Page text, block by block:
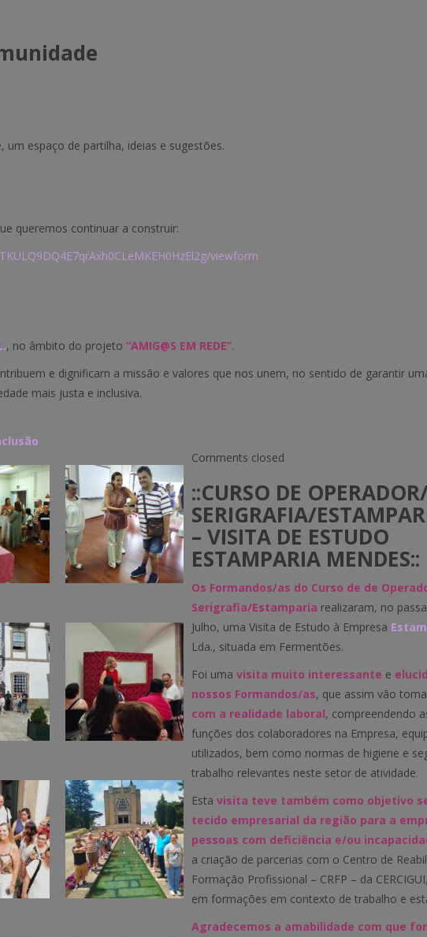
espaço de partilha, ideias e sugestões.
queremos continuar a construir:
viewform
, no âmbito do projeto “AMIG@S EM REDE”.
e dignificam a missão e valores que nos unem, no sentido de garantir
mais justa e inclusiva.
Comments closed
::CURSO DE
SERIGRAFIA/
– VISITA DE ESTUDO
ESTAMPARIA MENDES::
Os Formandos/as do Curso de de
Serigrafia/Estamparia realizaram, no
Julho, uma Visita de Estudo à Empresa
Lda., situada em Fermentões.
Foi uma visita muito interessante e
nossos Formandos/as, que assim vão
com a realidade laboral, compreendendo
funções dos colaboradores na Empresa,
utilizados, bem como normas de higiene e
trabalho relevantes neste setor de atividade.
Esta visita teve também como objetivo
tecido empresarial da região para a
pessoas com deficiência e/ou
a criação de parcerias com o Centro de
Formação Profissional – CRFP – da
em formações em contexto de trabalho e
Agradecemos a amabilidade com que